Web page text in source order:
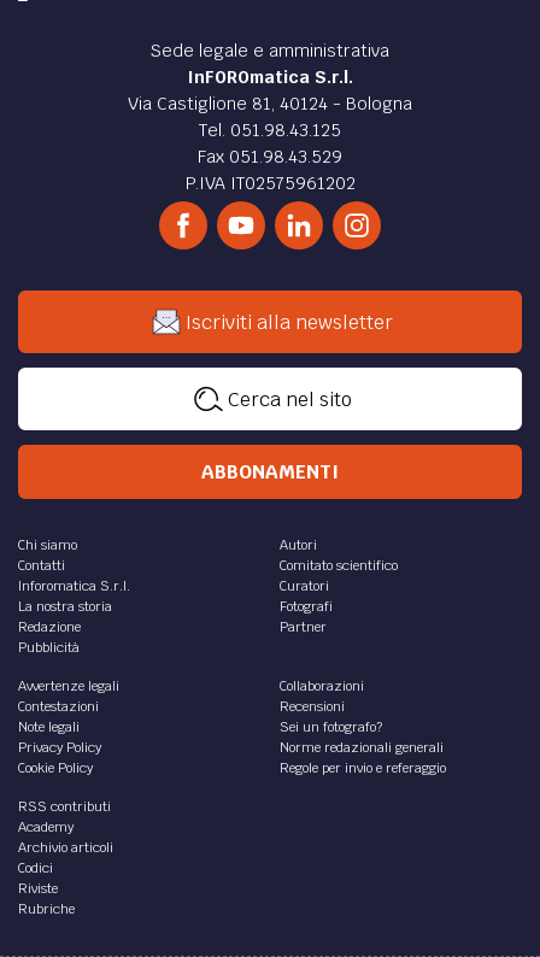
Sede legale e amministrativa
InFOROmatica S.r.l.
Via Castiglione 81, 40124 - Bologna
Tel. 051.98.43.125
Fax 051.98.43.529
P.IVA IT02575961202
Iscriviti alla newsletter
Cerca nel sito
ABBONAMENTI
Chi siamo
Contatti
Inforomatica S.r.l.
La nostra storia
Redazione
Pubblicità
Autori
Comitato scientifico
Curatori
Fotografi
Partner
Avvertenze legali
Contestazioni
Note legali
Privacy Policy
Cookie Policy
Collaborazioni
Recensioni
Sei un fotografo?
Norme redazionali generali
Regole per invio e referaggio
RSS contributi
Academy
Archivio articoli
Codici
Riviste
Rubriche